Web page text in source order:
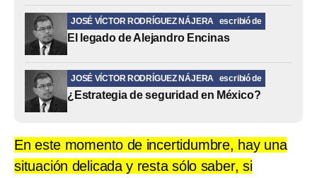
JOSÉ VÍCTOR RODRÍGUEZ NÁJERA escribió de
El legado de Alejandro Encinas
JOSÉ VÍCTOR RODRÍGUEZ NÁJERA escribió de
¿Estrategia de seguridad en México?
En este momento de incertidumbre, hay una
situación delicada y resta sólo saber, si